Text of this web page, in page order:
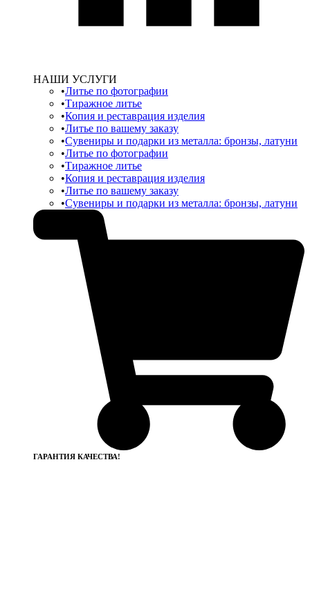
НАШИ УСЛУГИ
Литье по фотографии
Тиражное литье
Копия и реставрация изделия
Литье по вашему заказу
Сувениры и подарки из металла: бронзы, латуни
Литье по фотографии
Тиражное литье
Копия и реставрация изделия
Литье по вашему заказу
Сувениры и подарки из металла: бронзы, латуни
ГАРАНТИЯ КАЧЕСТВА!